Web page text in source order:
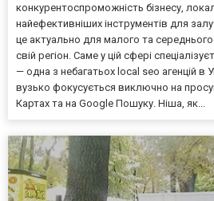
конкурентоспроможність бізнесу,
найефективніших інструментів для
це актуально для малого та середнього
свій регіон. Саме у цій сфері
— одна з небагатьох local seo агенцій в
вузько фокусується виключно на
Картах та на Google Пошуку. Ніша, як...